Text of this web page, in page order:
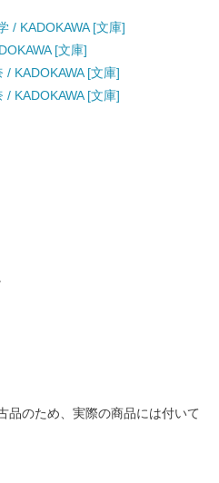
/ KADOKAWA [文庫]
[文庫]
KADOKAWA [文庫]
KADOKAWA [文庫]
品のため、実際の商品には付いて